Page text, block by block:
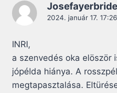
2024. január 17. 17:26
INRI,
a szenvedés oka elöször
jópélda hiánya. A
megtapasztalása.